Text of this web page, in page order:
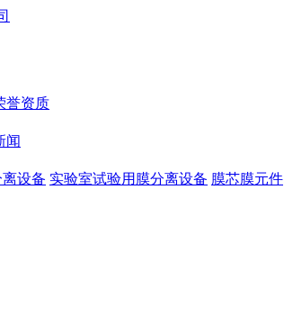
誉资质
闻
设备 实验室试验用膜分离设备 膜芯膜元件